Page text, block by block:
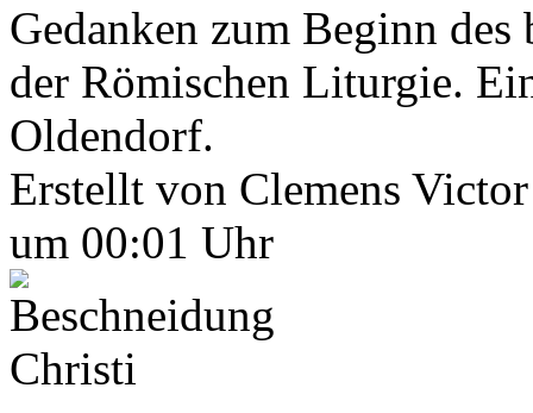
Gedanken zum Beginn
der Römischen Liturgie.
Oldendorf.
Erstellt von Clemens
um 00:01 Uhr